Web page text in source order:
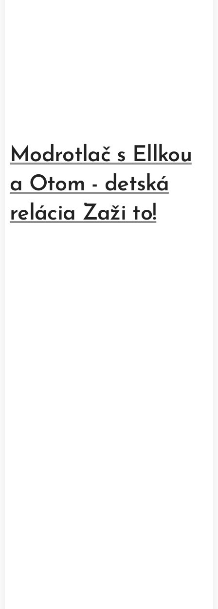
Modrotlač s Ellkou
a Otom - detská
relácia Zaži to!